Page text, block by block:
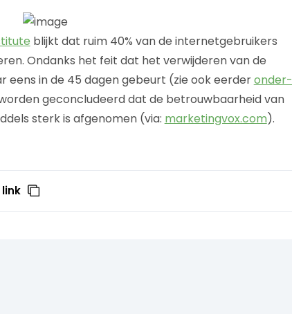
blijkt dat ruim 40% van de internetgebruikers
Ondanks het feit dat het verwijderen van de
eens in de 45 dagen gebeurt (zie ook eerderonder-
geconcludeerd dat de betrouwbaarheid van
sterk is afgenomen (via: marketingvox.com).
link